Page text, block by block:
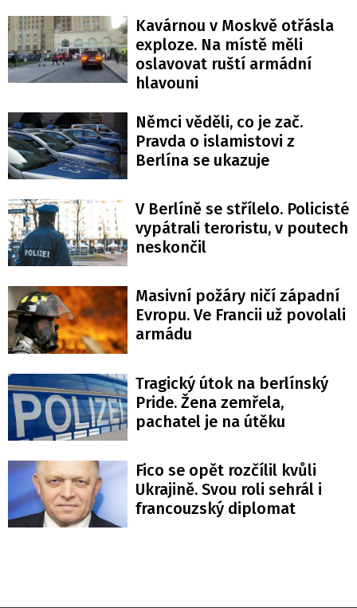
Kavárnou v Moskvě otřásla
exploze. Na místě měli
oslavovat ruští armádní
hlavouni
Němci věděli, co je zač.
Pravda o islamistovi z
Berlína se ukazuje
V Berlíně se střílelo. Policisté
vypátrali teroristu, v poutech
neskončil
Masivní požáry ničí západní
Evropu. Ve Francii už povolali
armádu
Tragický útok na berlínský
Pride. Žena zemřela,
pachatel je na útěku
Fico se opět rozčílil kvůli
Ukrajině. Svou roli sehrál i
francouzský diplomat